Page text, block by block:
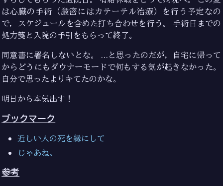
は心臓の手術（厳密にはカテーテル治療）を行う予定なの
で，スケジュールを含めた打ち合わせを行う。 手術日までの
処方箋と入院の手引をもらって終了。
同意書に署名しないとな。 …と思ったのだが，自宅に帰って
からどうにもダウナーモードで何もする気が起きなかった。
自分で思ったよりキてたのかな。
明日から本気出す！
ブックマーク
近しい人の死を縁にして
じゃあね。
参考